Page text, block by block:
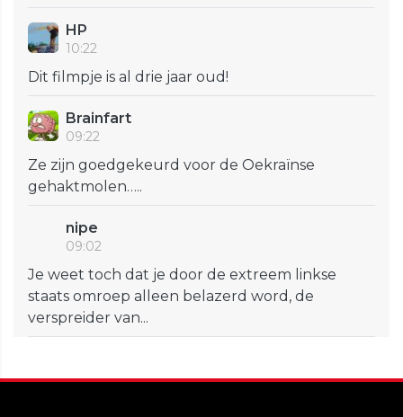
HP
10:22
Dit filmpje is al drie jaar oud!
Brainfart
09:22
Ze zijn goedgekeurd voor de Oekraïnse
gehaktmolen…..
nipe
09:02
Je weet toch dat je door de extreem linkse
staats omroep alleen belazerd word, de
verspreider van...